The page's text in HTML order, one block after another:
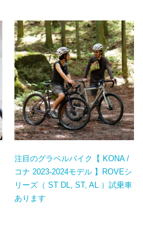
注目のグラベルバイク【 KONA /
コナ 2023-2024モデル 】ROVEシ
リーズ（ ST DL, ST, AL ）試乗車
あります